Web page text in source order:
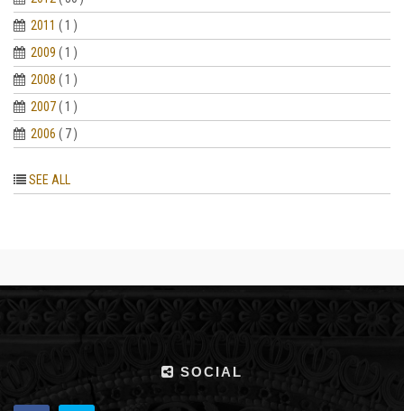
2011 ( 1 )
2009 ( 1 )
2008 ( 1 )
2007( 1 )
2006 ( 7 )
SEE ALL
SOCIAL